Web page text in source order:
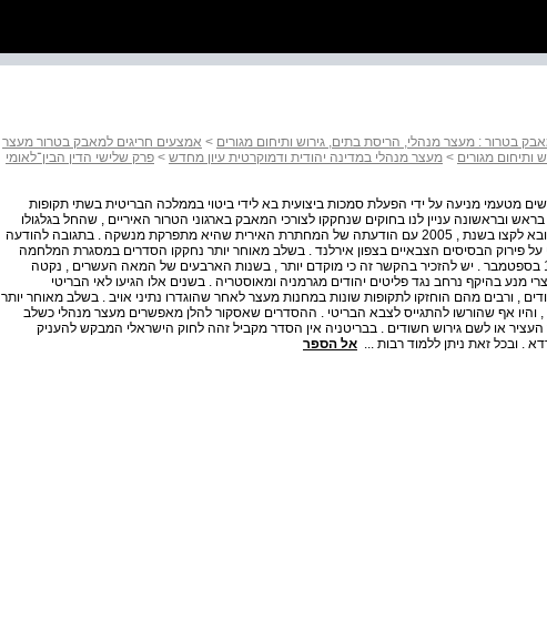
בטרור : מעצר מנהלי, הריסת בתים, גירוש ותיחום מגורים > אמצעים חריגים למאבק בטרור מעצר
ותיחום מגורים > מעצר מנהלי במדינה יהודית ודמוקרטית עיון מחדש > פרק שלישי הדין הבין־לאומי
מטעמי מניעה על ידי הפעלת סמכות ביצועית בא לידי ביטוי בממלכה הבריטית בשתי תקופות
ובראשונה עניין לנו בחוקים שנחקקו לצורכי המאבק בארגוני הטרור האיריים , שהחל בגלגולו
המודרני בשנות השישים ובא לקצו בשנת , 2005 עם הודעתה של המחתרת האירית שהיא מתפרקת מנשקה . בתגובה להודעה
פירוק הבסיסים הצבאיים בצפון אירלנד . בשלב מאוחר יותר נחקקו הסדרים במסגרת המלחמה
בטרור המתנהלת מאז 11 בספטמבר . יש להזכיר בהקשר זה כי מוקדם יותר , בשנות הארבעים של המאה העשרים , נקטה
מנע בהיקף נרחב נגד פליטים יהודים מגרמניה ומאוסטריה . בשנים אלו הגיעו לאי הבריטי
, ורבים מהם הוחזקו לתקופות שונות במחנות מעצר לאחר שהוגדרו נתיני אויב . בשלב מאוחר יותר
אף שהורשו להתגייס לצבא הבריטי . ההסדרים שאסקור להלן מאפשרים מעצר מנהלי כשלב
העציר או לשם גירוש חשודים . בבריטניה אין הסדר מקביל זהה לחוק הישראלי המבקש להעניק
. ובכל זאת ניתן ללמוד רבות ... אל הספר